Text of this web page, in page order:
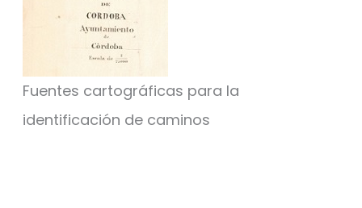
Fuentes cartográficas para la
identificación de caminos